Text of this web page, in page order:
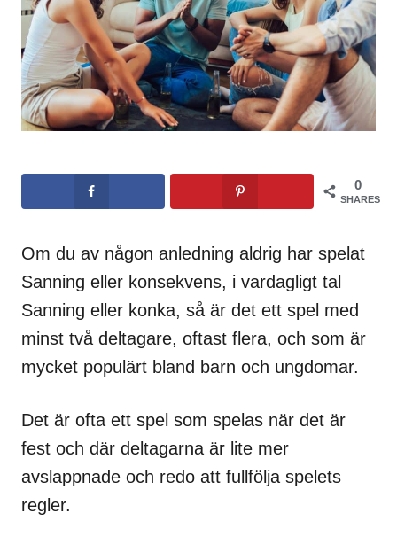
0
SHARES
Om du av någon anledning aldrig har spelat
Sanning eller konsekvens, i vardagligt tal
Sanning eller konka, så är det ett spel med
minst två deltagare, oftast flera, och som är
mycket populärt bland barn och ungdomar.
Det är ofta ett spel som spelas när det är
fest och där deltagarna är lite mer
avslappnade och redo att fullfölja spelets
regler.